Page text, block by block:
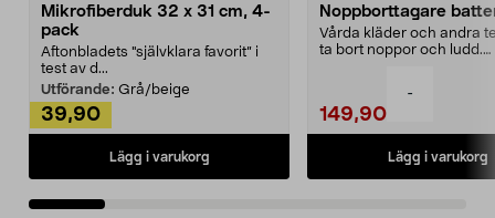
-
Mikrofiberduk 32 x 31 cm, 4-
pack
Aftonbladets "självklara favorit” i
test av d...
Utförande: Grå/beige
39,90
Lägg i varukorg
Noppborttagare
Vårda kläder och andra
ta bort noppor och ludd.
149,90
Lägg i varukorg